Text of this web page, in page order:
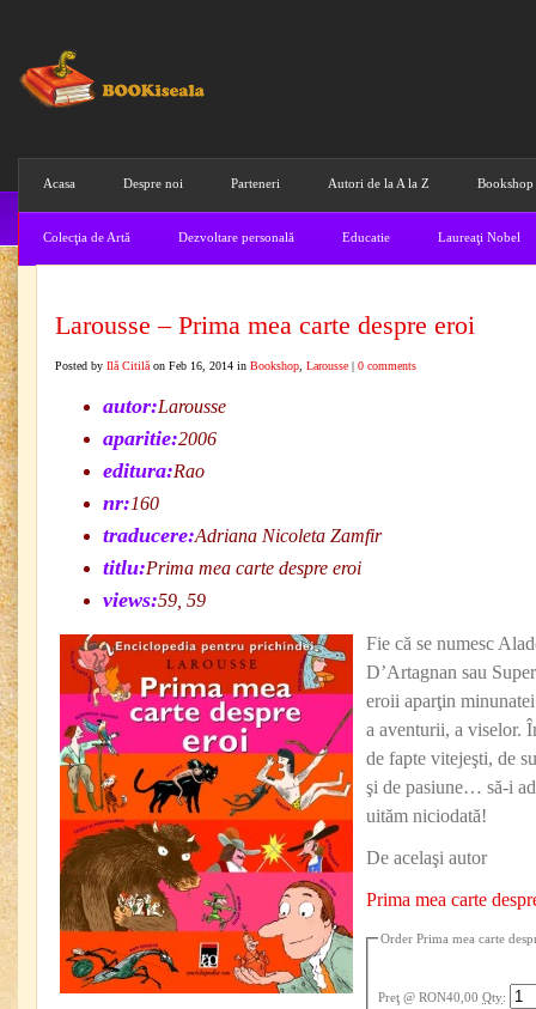
Acasa Despre noi Parteneri Autori de la A la Z Bookshop
Colecţia de Artă Dezvoltare personală Educatie Laureaţi Nobel
Larousse – Prima mea carte despre eroi
Posted by Ilă Citilă on Feb 16, 2014 in Bookshop Larousse | 0 comments
autor:Larousse
aparitie:2006
editura:Rao
nr:160
traducere:Adriana Nicoleta Zamfir
titlu:Prima mea carte despre eroi
views:59, 59
Fie că se numesc
D’Artagnan sau
eroii aparţin
a aventurii, a viselor.
de fapte vitejeşti, de
şi de pasiune… să-i
uităm niciodată!
De acelaşi autor
Prima mea carte
Order Prima mea carte
Preţ @ RON40,00 Qty: